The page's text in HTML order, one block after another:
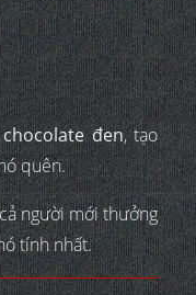
đen, tạo
quên.
người mới thưởng
tính nhất.